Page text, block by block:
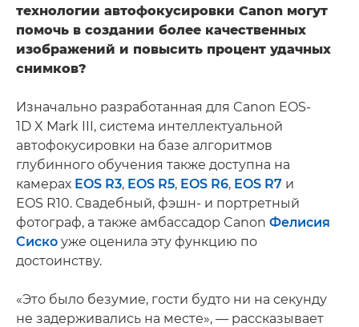
технологии автофокусировки Canon могут
помочь в создании более качественных
изображений и повысить процент удачных
снимков?
Изначально разработанная для Canon EOS-
1D X Mark III, система интеллектуальной
автофокусировки на базе алгоритмов
глубинного обучения также доступна на
камерах EOS R3, EOS R5, EOS R6, EOS R7 и
EOS R10. Свадебный, фэшн- и портретный
фотограф, а также амбассадор Canon Фелисия
Сиско уже оценила эту функцию по
достоинству.
«Это было безумие, гости будто ни на секунду
не задерживались на месте», — рассказывает